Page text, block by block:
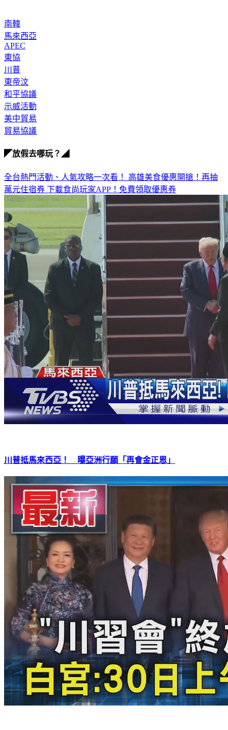
南韓
馬來西亞
APEC
東協
川普
東帝汶
和平協議
示威活動
美中貿易
貿易協議
◤放假去哪玩？◢
全台熱門活動、人氣攻略一次看！ 高雄美食優惠開搶！再抽
萬元住宿券 下載食尚玩家APP！免費領取優惠券
川普抵馬來西亞！ 曝亞洲行願「再會金正恩」